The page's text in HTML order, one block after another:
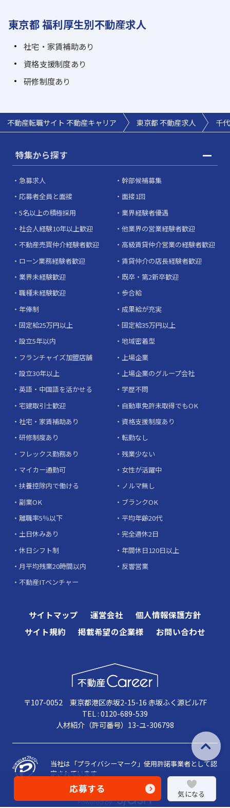
東京都 福利厚生別不動産求人
社宅・家賃補助あり
資格支援制度あり
研修制度あり
応募する 気になる
不動産転職サイト 不動産キャリア 東京都 不動産求人 千
特集から探す
急募求人
幹部候補募集
応募者全員と面接
面接1回
5名以上の積極採用
業界経験者優遇
社会人経験10年以上歓迎
他業界の営業経験者歓迎
不動産売買仲介経験者歓迎
高級賃貸仲介営業の経験者歓迎
ローン業務経験者歓迎
賃貸仲介の店長経験者歓迎
業界未経験歓迎
既卒・第2新卒歓迎
職種未経験歓迎
歩合給
年俸制
成果給が充実
固定給25万円以上
固定給35万円以上
設立5年以内
地域密着型
フランチャイズ加盟店舗
上場企業
設立30年以上
上場企業のグループ会社
英語・中国語を活かせる
学歴不問
宅建取引士歓迎
自動車免許未取得でもOK
社宅・家賃補助あり
資格支援制度あり
研修制度あり
転勤なし
フレックス勤務あり
残業少ない
マイカー通勤可
女性が活躍中
扶養控除内で働ける
ノルマ無し
副業OK
ブランクOK
離職率5％以下
平均年齢20代
土日休みあり
完全週休2日
休日シフト制
年間休日120日以上
月平均残業20時間以内
反響営業
不動産ITベンチャー
サイトマップ 運営会社
個人情報保護方針
サイト規約
掲載希望の企業様 お問い合わせ
〒107-0052 東京都港区赤坂2-15-16 赤坂ふく源ビル7F
TEL : 0120-689-539
人材紹介（許可番号）13-ユ-306798
当社は「プライバシーマーク」使用許諾事業者として認
定されています